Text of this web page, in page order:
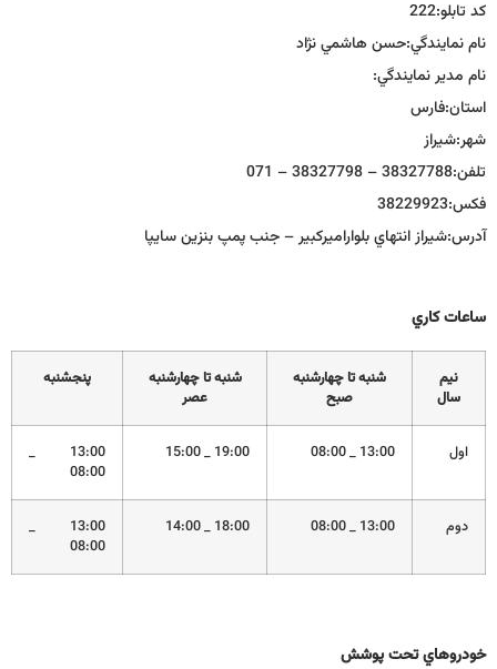
كد تابلو:222
نام نمايندگي:حسن هاشمي نژاد
نام مدير نمايندگي:
استان:فارس
شهر:شيراز
تلفن:38327788 – 38327798 – 071
فكس:38229923
آدرس:شیراز انتهاي بلواراميركبير – جنب پمپ بنزين سايپا
ساعات كاري
نيم
سال
شنبه تا چهارشنبه
صبح
شنبه تا چهارشنبه
عصر
پنجشنبه
اول 13:00 _ 08:00
19:00 _ 15:00
13:00 _
08:00
دوم 13:00 _ 08:00
18:00 _ 14:00
13:00 _
08:00
خودروهاي تحت پوشش